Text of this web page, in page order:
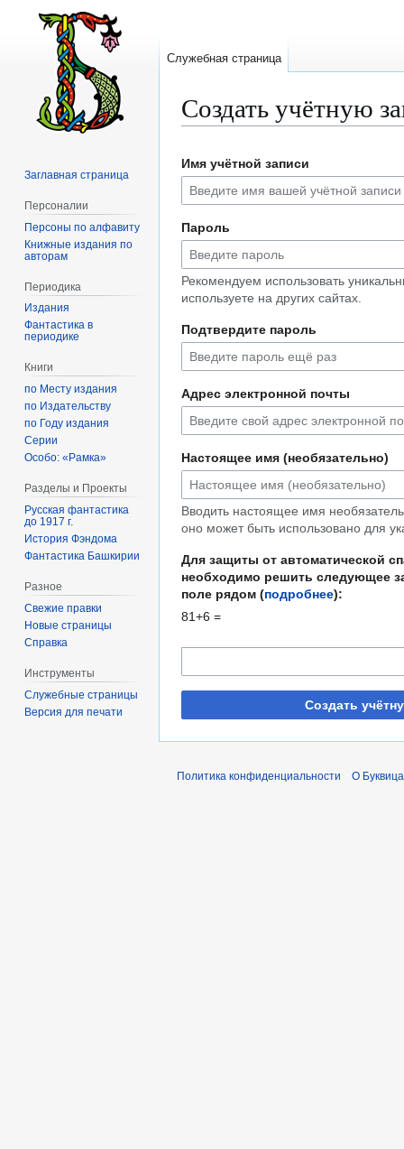
Создать учётную
к
навигации
к
поиску
Имя учётной записи
Пароль
Рекомендуем использовать
используете на других сайтах.
Подтвердите пароль
Адрес электронной почты
Настоящее имя (необязательно)
Вводить настоящее имя
оно может быть использовано для
Для защиты от автоматической
необходимо решить следующее
поле рядом (подробнее):
81+6 =
Создать
Служебная страница
Заглавная страница
Персоналии
Персоны по алфавиту
Книжные издания по
авторам
Периодика
Издания
Фантастика в
периодике
Книги
по Месту издания
по Издательству
по Году издания
Серии
Особо: «Рамка»
Разделы и Проекты
Русская фантастика
до 1917 г.
История Фэндома
Фантастика Башкирии
Разное
Свежие правки
Новые страницы
Справка
Инструменты
Служебные страницы
Версия для печати
Политика конфиденциальности О Буквица